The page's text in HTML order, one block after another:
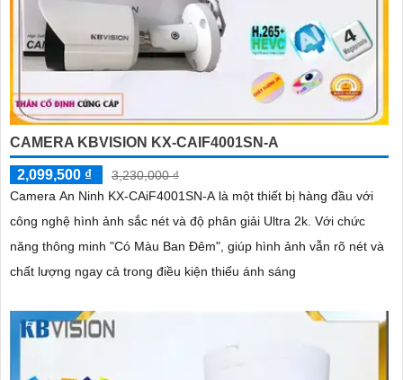
CAMERA KBVISION KX-CAIF4001SN-A
2,099,500 ₫
3,230,000 ₫
Camera An Ninh KX-CAiF4001SN-A là một thiết bị hàng đầu với
công nghệ hình ảnh sắc nét và độ phân giải Ultra 2k. Với chức
năng thông minh "Có Màu Ban Đêm", giúp hình ảnh vẫn rõ nét và
chất lượng ngay cả trong điều kiện thiếu ánh sáng